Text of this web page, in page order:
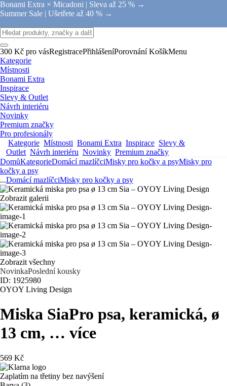
Bonami Extra × Micadoni | Sleva až 25 % →
Summer Sale | Ušetřete až 40 % →
300 Kč pro vásRegistracePřihlášeníPorovnání KošíkMenu
Kategorie
Místnosti
Bonami Extra
Inspirace
Slevy & Outlet
Návrh interiéru
Novinky
Premium značky
Pro profesionály
Kategorie Místnosti Bonami Extra Inspirace Slevy &
Outlet Návrh interiéru Novinky Premium značky
DomůKategorieDomácí mazlíčciMisky pro kočky a psyMisky pro
kočky a psy
...Domácí mazlíčciMisky pro kočky a psy
Zobrazit galerii
Zobrazit všechny
NovinkaPoslední kousky
ID: 1925980
OYOY Living Design
Miska SiaPro psa, keramická, ø
13 cm, … více
569 Kč
Zaplatím na třetiny bez navýšení